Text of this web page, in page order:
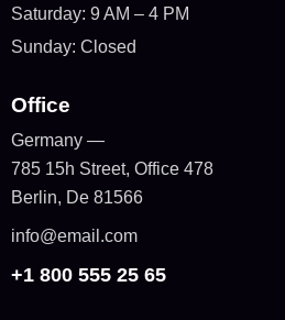
Saturday: 9 AM – 4 PM
Sunday: Closed
Office
Germany —
785 15h Street, Office 478
Berlin, De 81566
info@email.com
+1 800 555 25 65